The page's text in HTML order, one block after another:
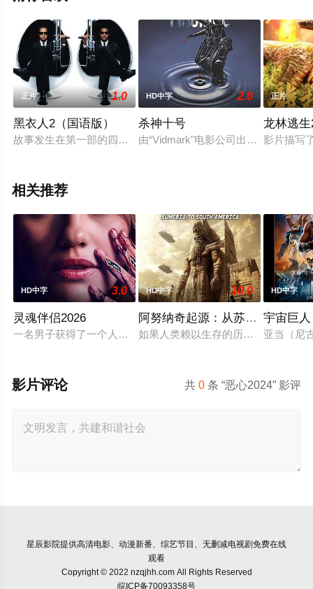
整版电影就上星辰电影网，更多剧情信息可移步至豆瓣电
影、电视猫或剧情网等平台了解。
正片 1.0
黑衣人2（国语版）
故事发生在第一部的四年之后，此时特警K（汤姆•李•琼斯 饰
HD中字 2.0
杀神十号
由“Vidmark"电影公司出品，斯蒂芬
正片
龙林逃生
影片描写
相关推荐
HD中字 3.0
灵魂伴侣2026
一名男子获得了一个人工智能机器人，以应对刚刚去世的妻子
HD中字 10.0
阿努纳奇起源：从苏美尔到南美
如果人类赖以生存的历史，从一开
HD中字
宇宙巨
亚当（尼
共0 条 “恶心2024” 影评
影片评论
星辰影院提供高清电影、动漫新番、综艺节目、无删减电视剧免费在线
观看
Copyright © 2022 nzqjhh.com All Rights Reserved
皖ICP备70093358号